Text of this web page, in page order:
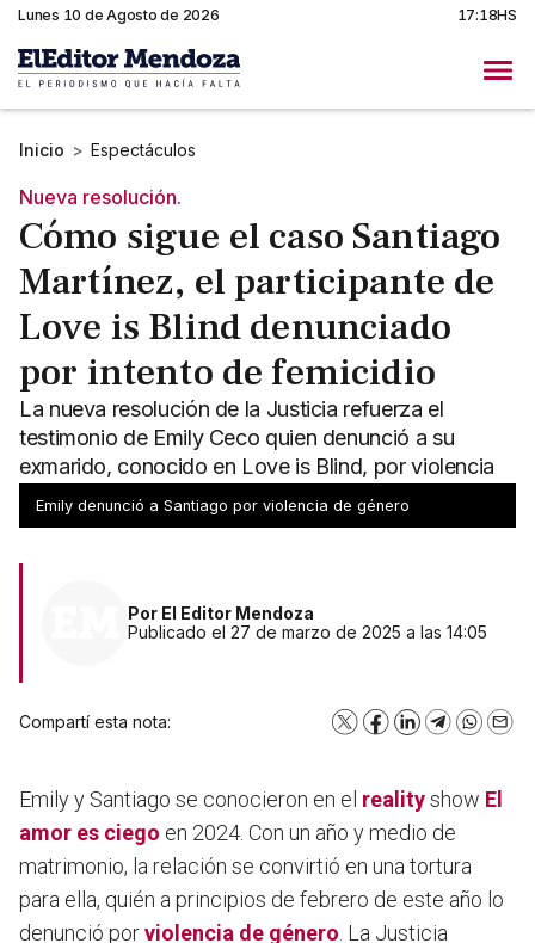
Lunes 10 de Agosto de 2026 17:18HS
Inicio > Espectáculos
Nueva resolución.
Cómo sigue el caso Santiago
Martínez, el participante de
Love is Blind denunciado
por intento de femicidio
La nueva resolución de la Justicia refuerza el
testimonio de Emily Ceco quien denunció a su
exmarido, conocido en Love is Blind, por violencia
física y verbal.
Emily denunció a Santiago por violencia de género
Por El Editor Mendoza
Publicado el 27 de marzo de 2025 a las 14:05
Compartí esta nota: X Facebook
LinkedInTelegram
Emily y Santiago se conocieron en el realityshow El
amor es ciego en 2024. Con un año y medio de
matrimonio, la relación se convirtió en una tortura
para ella, quién a principios de febrero de este año lo
denunció porviolencia de género . La Justicia